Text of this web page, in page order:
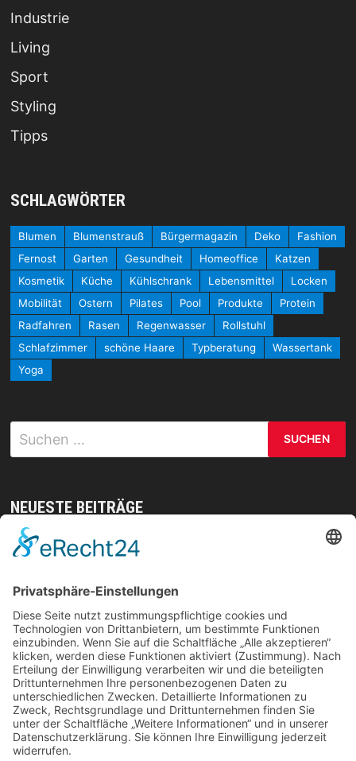
Industrie
Living
Sport
Styling
Tipps
SCHLAGWÖRTER
Blumen Blumenstrauß Bürgermagazin Deko
Fashion
Fernost
Garten Gesundheit Homeoffice
Katzen
Kosmetik
Küche Kühlschrank Lebensmittel
Locken
Mobilität
Ostern Pilates Pool Produkte
Protein
Radfahren
Rasen Regenwasser
Rollstuhl
Schlafzimmer
schöne Haare Typberatung
Wassertank
Yoga
Suchen
nach:
NEUESTE BEITRÄGE
Mit gezielten Übungen zur Sicherheit in allen
Sprachaufgaben mühelos
Vom Kern zur Ernte: So legst du den Grundstein
für deinen Erfolg im Homegrow
Effiziente Wassernutzung im Brandschutz: Was
Lagerstrategien wirklich verändern können
Trennungen ohne Fallstricke: So schützen Sie Ihr
Vermögen und Ihre Rechte im Familienalltag